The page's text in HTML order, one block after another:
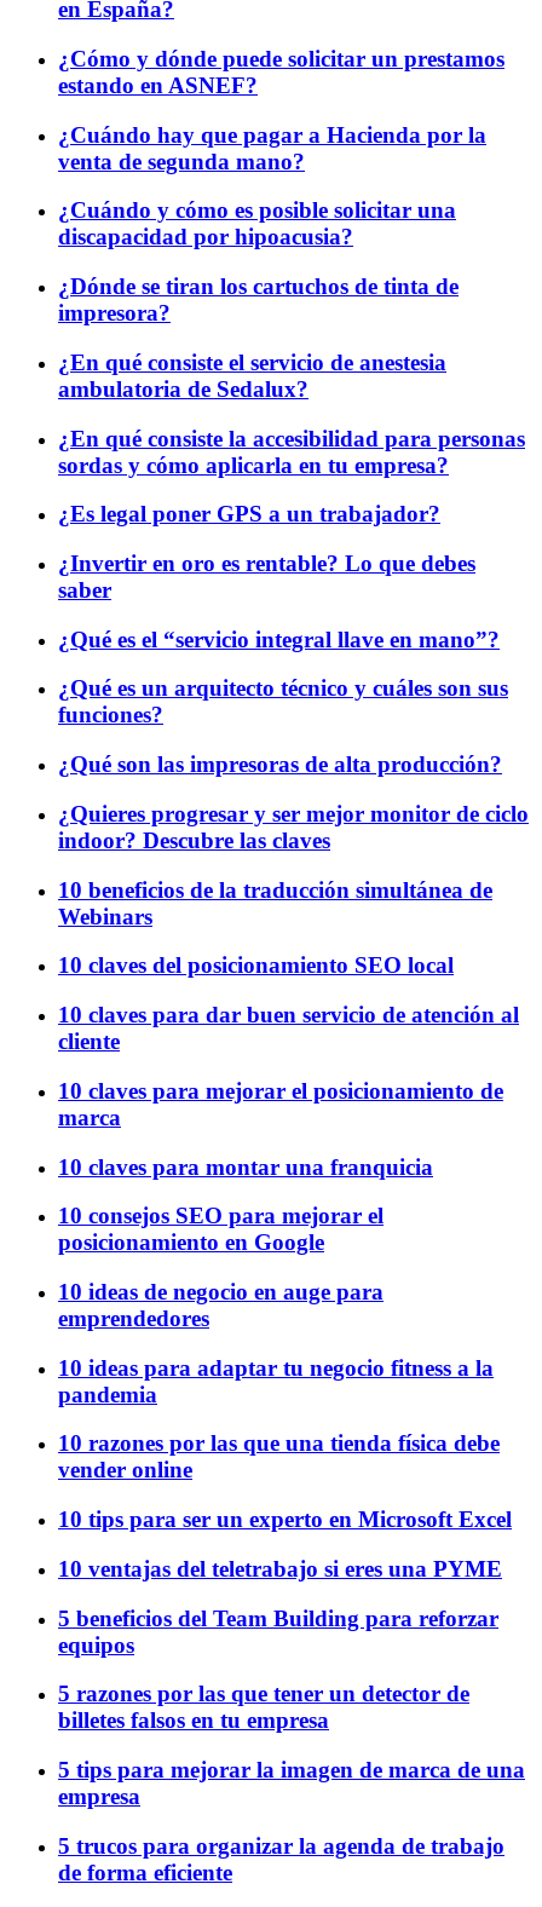
en España?
¿Cómo y dónde puede solicitar un prestamos
estando en ASNEF?
¿Cuándo hay que pagar a Hacienda por la
venta de segunda mano?
¿Cuándo y cómo es posible solicitar una
discapacidad por hipoacusia?
¿Dónde se tiran los cartuchos de tinta de
impresora?
¿En qué consiste el servicio de anestesia
ambulatoria de Sedalux?
¿En qué consiste la accesibilidad para personas
sordas y cómo aplicarla en tu empresa?
¿Es legal poner GPS a un trabajador?
¿Invertir en oro es rentable? Lo que debes
saber
¿Qué es el “servicio integral llave en mano”?
¿Qué es un arquitecto técnico y cuáles son sus
funciones?
¿Qué son las impresoras de alta producción?
¿Quieres progresar y ser mejor monitor de ciclo
indoor? Descubre las claves
10 beneficios de la traducción simultánea de
Webinars
10 claves del posicionamiento SEO local
10 claves para dar buen servicio de atención al
cliente
10 claves para mejorar el posicionamiento de
marca
10 claves para montar una franquicia
10 consejos SEO para mejorar el
posicionamiento en Google
10 ideas de negocio en auge para
emprendedores
10 ideas para adaptar tu negocio fitness a la
pandemia
10 razones por las que una tienda física debe
vender online
10 tips para ser un experto en Microsoft Excel
10 ventajas del teletrabajo si eres una PYME
5 beneficios del Team Building para reforzar
equipos
5 razones por las que tener un detector de
billetes falsos en tu empresa
5 tips para mejorar la imagen de marca de una
empresa
5 trucos para organizar la agenda de trabajo
de forma eficiente